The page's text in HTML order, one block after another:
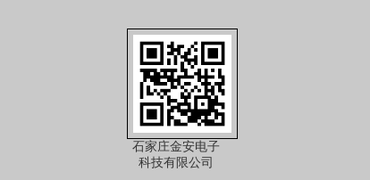
石家庄金安电子
科技有限公司